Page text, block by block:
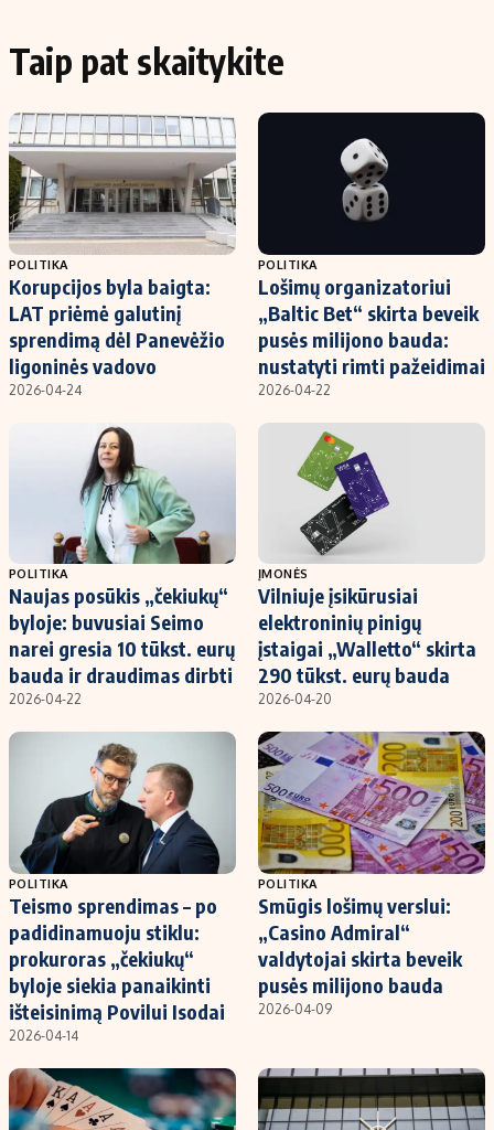
Taip pat skaitykite
POLITIKA
Korupcijos byla baigta:
LAT priėmė galutinį
sprendimą dėl Panevėžio
ligoninės vadovo
2026-04-24
POLITIKA
Lošimų organizatoriui
„Baltic Bet“ skirta beveik
pusės milijono bauda:
nustatyti rimti pažeidimai
2026-04-22
POLITIKA
Naujas posūkis „čekiukų“
byloje: buvusiai Seimo
narei gresia 10 tūkst. eurų
bauda ir draudimas dirbti
2026-04-22
ĮMONĖS
Vilniuje įsikūrusiai
elektroninių pinigų
įstaigai „Walletto“ skirta
290 tūkst. eurų bauda
2026-04-20
POLITIKA
Teismo sprendimas – po
padidinamuoju stiklu:
prokuroras „čekiukų“
byloje siekia panaikinti
išteisinimą Povilui Isodai
2026-04-14
POLITIKA
Smūgis lošimų verslui:
„Casino Admiral“
valdytojai skirta beveik
pusės milijono bauda
2026-04-09